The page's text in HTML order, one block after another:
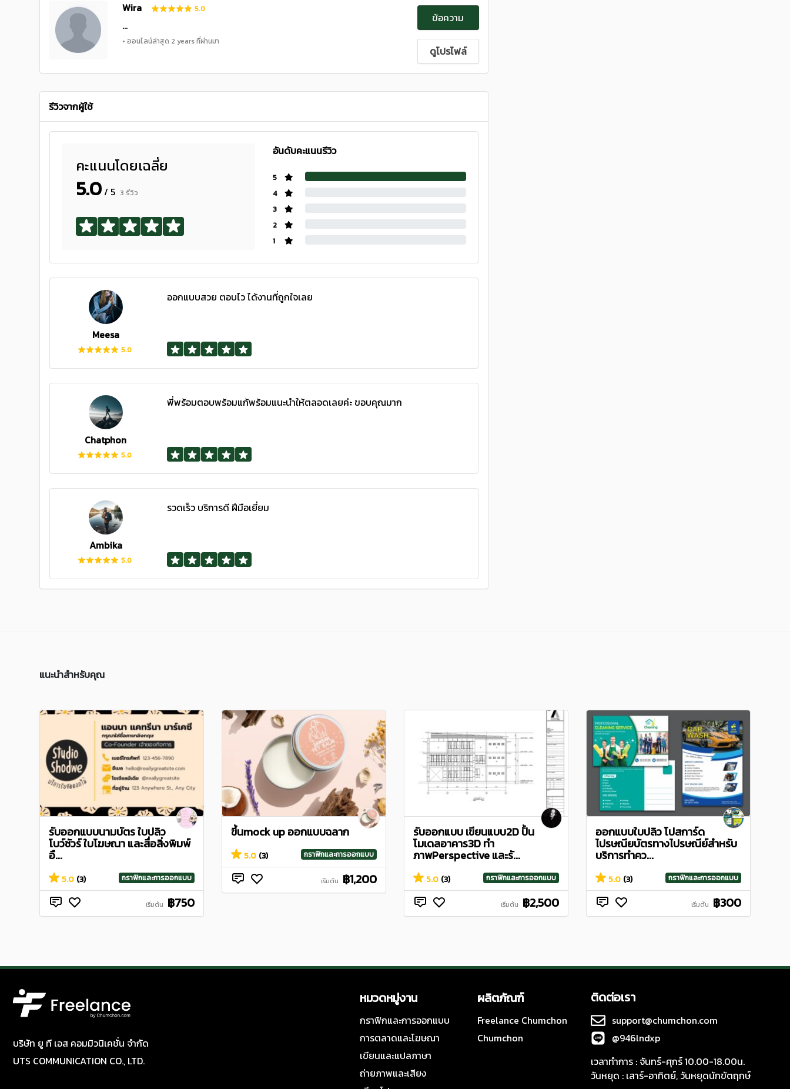
Wira 5.0
...
• ออนไลน์ล่าสุด 2 years ที่ผ่านมา
ข้อความ
ดูโปรไฟล์
รีวิวจากผู้ใช้
คะแนนโดยเฉลี่ย
5.0/ 5 3 รีวิว
อันดับคะแนนรีวิว
5
4
3
2
1
Meesa
5.0
ออกแบบสวย ตอบไว ได้งานที่ถูกใจเลย
Chatphon
5.0
พี่พร้อมตอบพร้อมแก้พร้อมแนะนำให้ตลอดเลยค่ะ ขอบคุณมาก
Ambika
5.0
รวดเร็ว บริการดี ฝีมือเยี่ยม
แนะนำสำหรับคุณ
รับออกแบบนามบัตร ใบปลิว
โบว์ชัวร์ ใบโฆษณา และสื่อสิ่งพิมพ์
อื...
5.0 (3) กราฟิกและการออกแบบ
เริ่มต้น ฿750
ขึ้นmock up ออกแบบฉลาก
5.0 (3) กราฟิกและการออกแบบ
เริ่มต้น ฿1,200
รับออกแบบ เขียนแบบ2D ปั้น
โมเดลอาคาร3D ทำ
ภาพPerspective และรั...
5.0 (3) กราฟิกและการออกแบบ
เริ่มต้น ฿2,500
ออกแบบใบปลิว โปสการ์ด
ไปรษณียบัตรทางไปรษณีย์สำหรับ
บริการทำคว...
5.0 (3) กราฟิกและการออกแบบ
เริ่มต้น ฿300
บริษัท ยู ที เอส คอมมิวนิเคชั่น จำกัด
UTS COMMUNICATION CO., LTD.
หมวดหมู่งาน
กราฟิกและการออกแบบ
การตลาดและโฆษณา
เขียนและแปลภาษา
ถ่ายภาพและเสียง
ผลิตภัณฑ์
Freelance Chumchon
Chumchon
ติดต่อเรา
support@chumchon.com
@946lndxp
เวลาทำการ : จันทร์-ศุกร์ 10.00-18.00น.
วันหยุด : เสาร์-อาทิตย์, วันหยุดนักขัตฤกษ์